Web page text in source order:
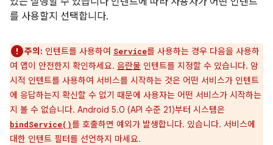
를 사용할지 선택합니다.
주의: 인텐트를 사용하여 Service를 사용하는 경우 다음을 사용하
여 앱이 안전한지 확인하세요. 음란물 인텐트를 지정할 수 있습니다. 암
시적 인텐트를 사용하여 서비스를 시작하는 것은 어떤 서비스가 인텐트
에 응답하는지 확신할 수 없기 때문에 사용자는 어떤 서비스가 시작하는
지 볼 수 없습니다. Android 5.0 (API 수준 21)부터 시스템은
bindService()를 호출하면 예외가 발생합니다. 있습니다. 서비스에
대한 인텐트 필터를 선언하지 마세요.